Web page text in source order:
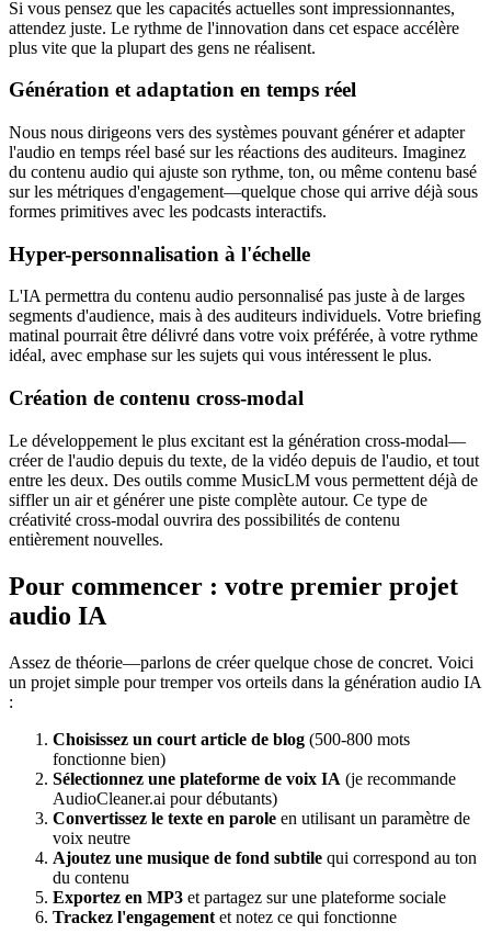
Si vous pensez que les capacités actuelles sont impressionnantes,
attendez juste. Le rythme de l'innovation dans cet espace accélère
plus vite que la plupart des gens ne réalisent.
Génération et adaptation en temps réel
Nous nous dirigeons vers des systèmes pouvant générer et adapter
l'audio en temps réel basé sur les réactions des auditeurs. Imaginez
du contenu audio qui ajuste son rythme, ton, ou même contenu basé
sur les métriques d'engagement—quelque chose qui arrive déjà sous
formes primitives avec les podcasts interactifs.
Hyper-personnalisation à l'échelle
L'IA permettra du contenu audio personnalisé pas juste à de larges
segments d'audience, mais à des auditeurs individuels. Votre briefing
matinal pourrait être délivré dans votre voix préférée, à votre rythme
idéal, avec emphase sur les sujets qui vous intéressent le plus.
Création de contenu cross-modal
Le développement le plus excitant est la génération cross-modal—
créer de l'audio depuis du texte, de la vidéo depuis de l'audio, et tout
entre les deux. Des outils comme MusicLM vous permettent déjà de
siffler un air et générer une piste complète autour. Ce type de
créativité cross-modal ouvrira des possibilités de contenu
entièrement nouvelles.
Pour commencer : votre premier projet
audio IA
Assez de théorie—parlons de créer quelque chose de concret. Voici
un projet simple pour tremper vos orteils dans la génération audio IA
:
Choisissez un court article de blog (500-800 mots
fonctionne bien)
Sélectionnez une plateforme de voix IA (je recommande
AudioCleaner.ai pour débutants)
Convertissez le texte en parole en utilisant un paramètre de
voix neutre
Ajoutez une musique de fond subtile qui correspond au ton
du contenu
Exportez en MP3 et partagez sur une plateforme sociale
Trackez l'engagement et notez ce qui fonctionne